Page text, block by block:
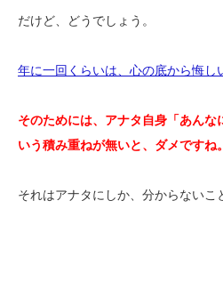
だけど、どうでしょう。
年に一回くらいは、心の底から悔し
そのためには、アナタ自身「あんな
いう積み重ねが無いと、ダメですね。
それはアナタにしか、分からないこ